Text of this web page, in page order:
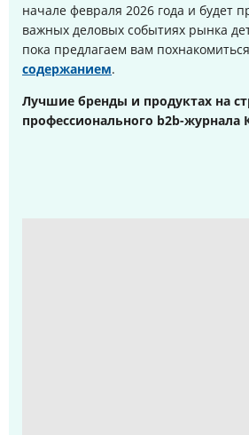
начале февраля 2026 года и будет
важных деловых событиях рынка
пока предлагаем вам
содержанием.
Лучшие бренды и продуктах на
профессионального b2b-